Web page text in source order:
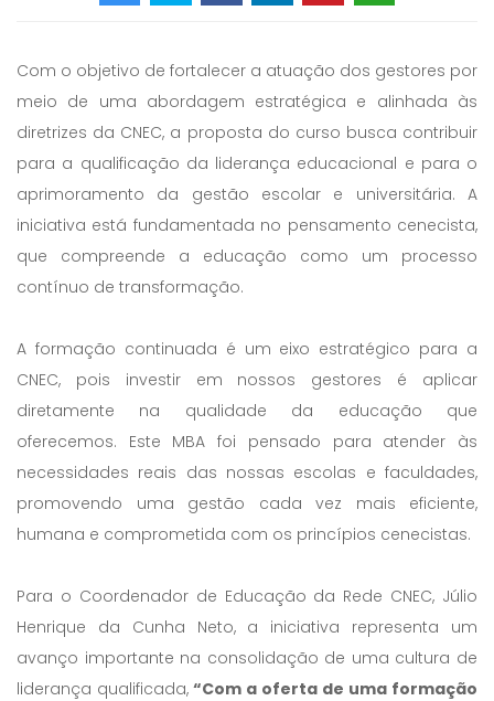
Com o objetivo de fortalecer a atuação dos gestores por
meio de uma abordagem estratégica e alinhada às
diretrizes da CNEC, a proposta do curso busca contribuir
para a qualificação da liderança educacional e para o
aprimoramento da gestão escolar e universitária. A
iniciativa está fundamentada no pensamento cenecista,
que compreende a educação como um processo
contínuo de transformação.
A formação continuada é um eixo estratégico para a
CNEC, pois investir em nossos gestores é aplicar
diretamente na qualidade da educação que
oferecemos. Este MBA foi pensado para atender às
necessidades reais das nossas escolas e faculdades,
promovendo uma gestão cada vez mais eficiente,
humana e comprometida com os princípios cenecistas.
Para o Coordenador de Educação da Rede CNEC, Júlio
Henrique da Cunha Neto, a iniciativa representa um
avanço importante na consolidação de uma cultura de
liderança qualificada, “Com a oferta de uma formação